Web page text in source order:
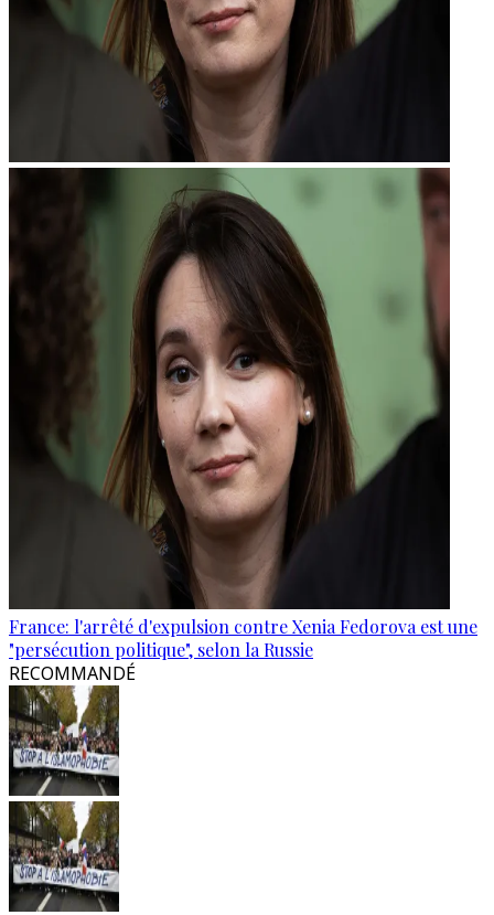
France: l'arrêté d'expulsion contre Xenia Fedorova est une
"persécution politique", selon la Russie
RECOMMANDÉ